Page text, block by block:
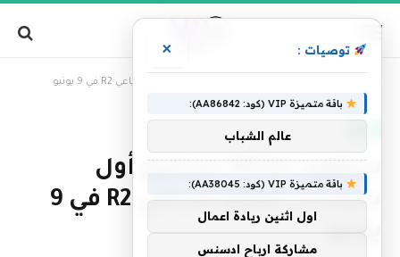
ستقوم Rivian بتسليم أول
سيارات الدفع الرباعي R2 في 9
يونيو
توصيات : ×
باقة متميزة VIP (كود: AA86842):
عالم الشباب
باقة متميزة VIP (كود: AA38045):
اول اثنين ريادة اعمال
مشاركة ارباح ادسنس